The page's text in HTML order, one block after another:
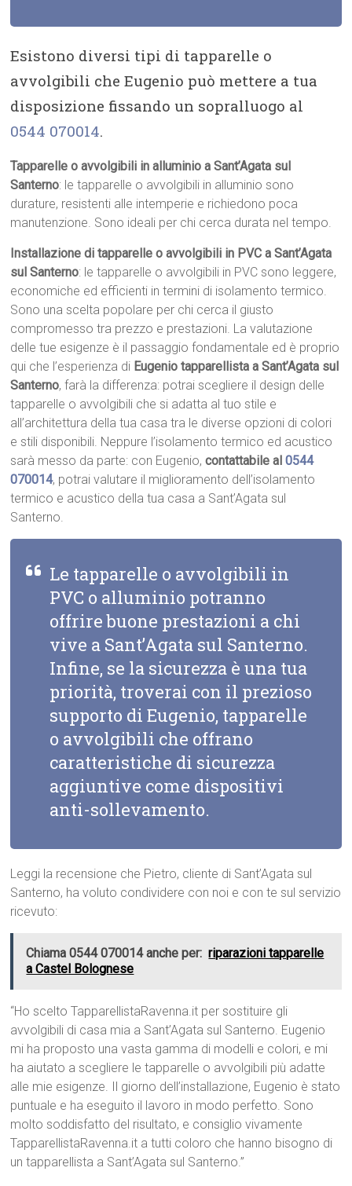
Esistono diversi tipi di tapparelle o
avvolgibili che Eugenio può mettere a tua
disposizione fissando un sopralluogo al
0544 070014.
Tapparelle o avvolgibili in alluminio a Sant’Agata sul
Santerno: le tapparelle o avvolgibili in alluminio sono
durature, resistenti alle intemperie e richiedono poca
manutenzione. Sono ideali per chi cerca durata nel tempo.
Installazione di tapparelle o avvolgibili in PVC a Sant’Agata
sul Santerno: le tapparelle o avvolgibili in PVC sono leggere,
economiche ed efficienti in termini di isolamento termico.
Sono una scelta popolare per chi cerca il giusto
compromesso tra prezzo e prestazioni. La valutazione
delle tue esigenze è il passaggio fondamentale ed è proprio
qui che l’esperienza di Eugenio tapparellista a Sant’Agata sul
Santerno, farà la differenza: potrai scegliere il design delle
tapparelle o avvolgibili che si adatta al tuo stile e
all’architettura della tua casa tra le diverse opzioni di colori
e stili disponibili. Neppure l’isolamento termico ed acustico
sarà messo da parte: con Eugenio,contattabile al0544
070014, potrai valutare il miglioramento dell’isolamento
termico e acustico della tua casa a Sant’Agata sul
Santerno.
Le tapparelle o avvolgibili in
PVC o alluminio potranno
offrire buone prestazioni a chi
vive a Sant’Agata sul Santerno.
Infine, se la sicurezza è una tua
priorità, troverai con il prezioso
supporto di Eugenio, tapparelle
o avvolgibili che offrano
caratteristiche di sicurezza
aggiuntive come dispositivi
anti-sollevamento.
Leggi la recensione che Pietro, cliente di Sant’Agata sul
Santerno, ha voluto condividere con noi e con te sul servizio
ricevuto:
Chiama 0544 070014 anche per: riparazioni tapparelle
a Castel Bolognese
“Ho scelto TapparellistaRavenna.it per sostituire gli
avvolgibili di casa mia a Sant’Agata sul Santerno. Eugenio
mi ha proposto una vasta gamma di modelli e colori, e mi
ha aiutato a scegliere le tapparelle o avvolgibili più adatte
alle mie esigenze. Il giorno dell’installazione, Eugenio è stato
puntuale e ha eseguito il lavoro in modo perfetto. Sono
molto soddisfatto del risultato, e consiglio vivamente
TapparellistaRavenna.it a tutti coloro che hanno bisogno di
un tapparellista a Sant’Agata sul Santerno.”